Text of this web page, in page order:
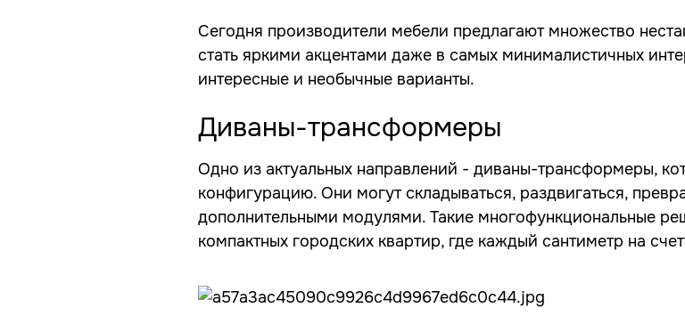
Сегодня производители мебели предлагают множество
стать яркими акцентами даже в самых минималистичных
интересные и необычные варианты.
Диваны-трансформеры
Одно из актуальных направлений - диваны-трансформеры,
конфигурацию. Они могут складываться, раздвигаться,
дополнительными модулями. Такие многофункциональные
компактных городских квартир, где каждый сантиметр на